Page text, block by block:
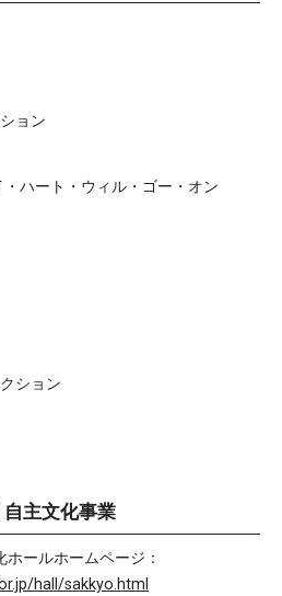
ョン
・ハート・ウィル・ゴー・オン
ション
主文化事業
ールホームページ：
hall/sakkyo.html